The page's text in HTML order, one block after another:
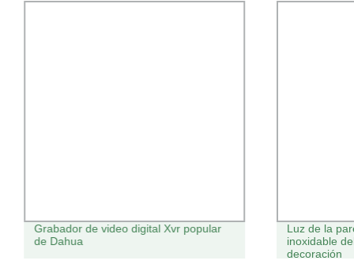
Grabador de video digital Xvr popular
de Dahua
Luz de la
inoxidable
decoración